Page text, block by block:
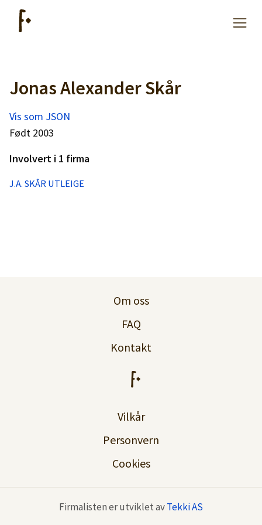
Artikler
Hjelp
Kjøpe lister
Jonas Alexander Skår
Vis som JSON
Født 2003
Involvert i 1 firma
J.A. SKÅR UTLEIGE
Om oss
FAQ
Kontakt
Vilkår
Personvern
Cookies
Firmalisten er utviklet avTekki AS